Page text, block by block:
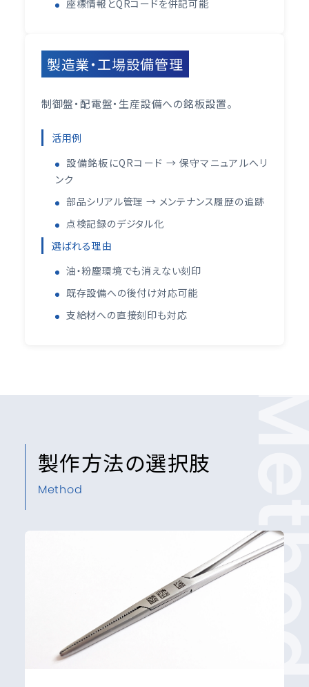
座標情報とQRコードを併記可能
製造業・工場設備管理
制御盤・配電盤・生産設備への銘板設置。
活用例
設備銘板にQRコード → 保守マニュアルへリ
ンク
部品シリアル管理 → メンテナンス履歴の追跡
点検記録のデジタル化
選ばれる理由
油・粉塵環境でも消えない刻印
既存設備への後付け対応可能
支給材への直接刻印も対応
製作方法の選択肢
Method